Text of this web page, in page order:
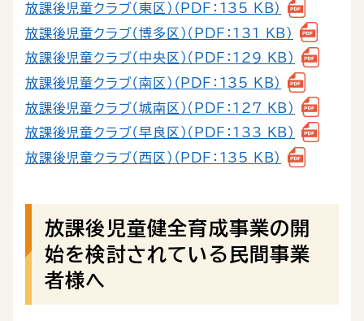
放課後児童クラブ（東区）（PDF：135 KB）
放課後児童クラブ（博多区）（PDF：131 KB）
放課後児童クラブ（中央区）（PDF：129 KB）
放課後児童クラブ（南区）（PDF：135 KB）
放課後児童クラブ（城南区）（PDF：127 KB）
放課後児童クラブ（早良区）（PDF：133 KB）
放課後児童クラブ（西区）（PDF：135 KB）
放課後児童健全育成事業の開
始を検討されている民間事業
者様へ